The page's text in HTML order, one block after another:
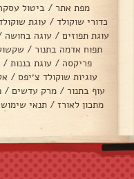
מפת אתר / ביטול
כדורי שוקולד / עוגת
עוגת תפוזים / עוגה בחושה
תפוח אדמה בתנור /
פריקסה / עוגת בננות /
עוגיות שוקולד צ׳יפס /
עוף בתנור / מרק עדשים /
מתכון לאורז / תנאי